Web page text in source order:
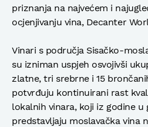
priznanja na najvećem i
ocjenjivanju vina, Decanter
Vinari s područja Sisačko-
su izniman uspjeh osvojivši
zlatne, tri srebrne i 15
potvrđuju kontinuirani rast
lokalnih vinara, koji iz godine u
predstavljaju moslavačka vina